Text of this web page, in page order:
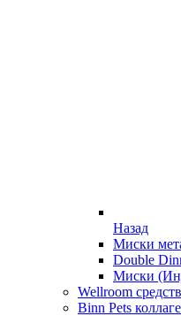
Назад
Миски
Double
Миски
Wellroom
Binn Pets